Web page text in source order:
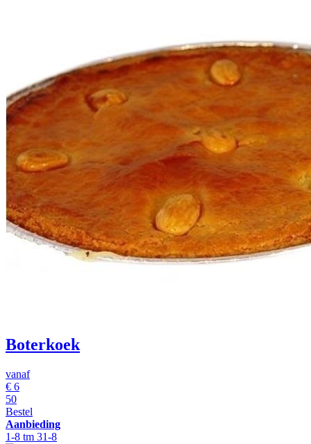
Boterkoek
vanaf
€ 6
50
Bestel
Aanbieding
1-8 tm 31-8